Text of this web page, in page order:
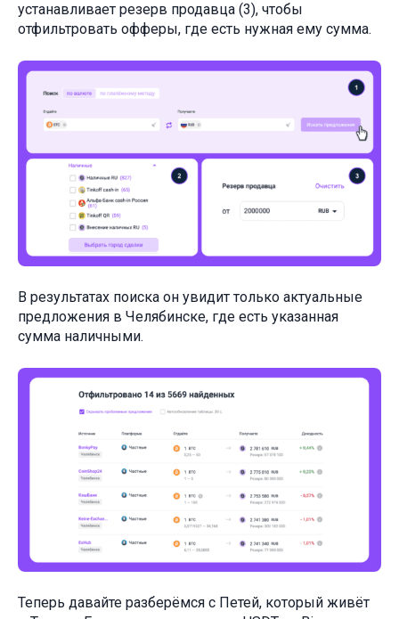
устанавливает резерв продавца (3), чтобы
отфильтровать офферы, где есть нужная ему сумма.
В результатах поиска он увидит только актуальные
предложения в Челябинске, где есть указанная
сумма наличными.
Теперь давайте разберёмся с Петей, который живёт